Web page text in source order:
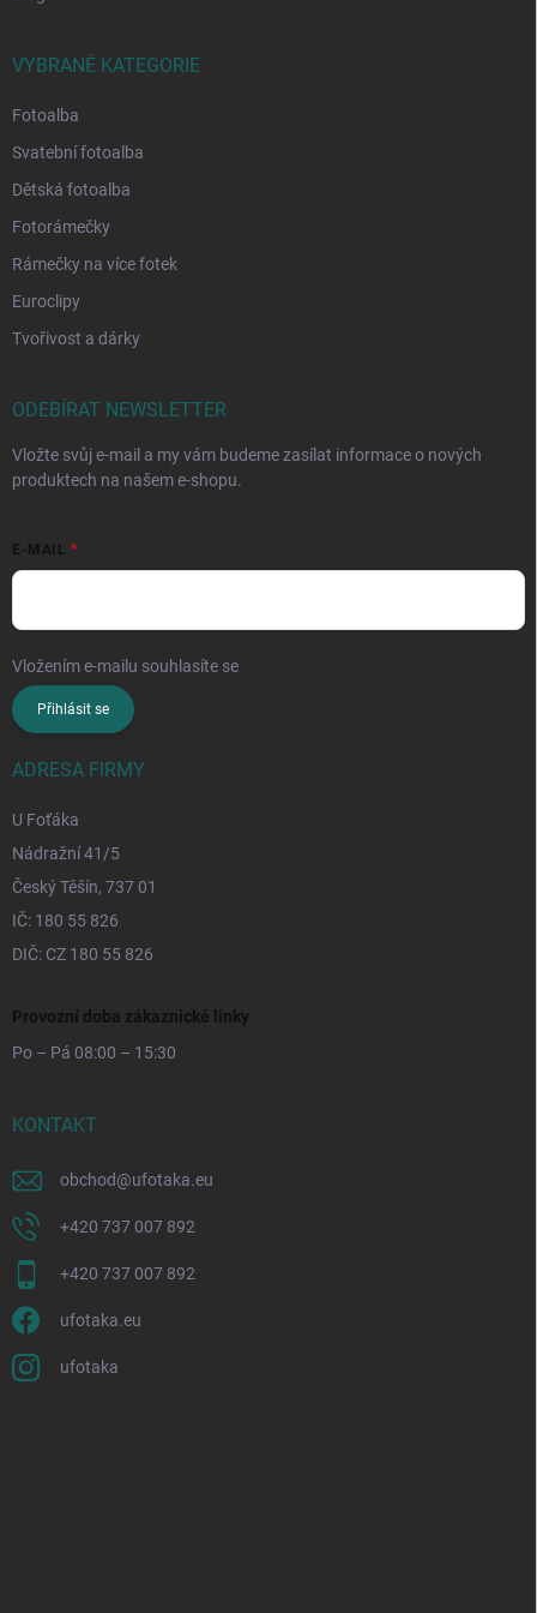
VYBRANÉ KATEGORIE
Fotoalba
Svatební fotoalba
Dětská fotoalba
Fotorámečky
Rámečky na více fotek
Euroclipy
Tvořivost a dárky
ODEBÍRAT NEWSLETTER
Vložte svůj e-mail a my vám budeme zasílat informace o nových
produktech na našem e-shopu.
E-MAIL
Vložením e-mailu souhlasíte se
Přihlásit se
ADRESA FIRMY
U Foťáka
Nádražní 41/5
Český Těšín, 737 01
IČ: 180 55 826
DIČ: CZ 180 55 826
Provozní doba zákaznické linky
Po – Pá 08:00 – 15:30
KONTAKT
obchod@ufotaka.eu
+420 737 007 892
+420 737 007 892
ufotaka.eu
ufotaka